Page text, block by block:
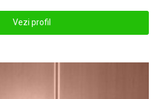
Vezi profil